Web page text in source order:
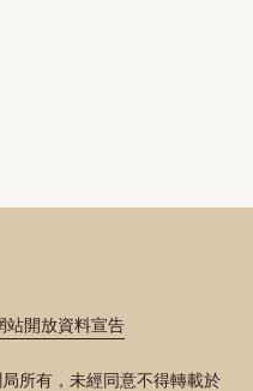
站開放資料宣告
所有，未經同意不得轉載於